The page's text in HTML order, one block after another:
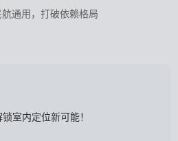
通用，打破依赖格局
室内定位新可能！